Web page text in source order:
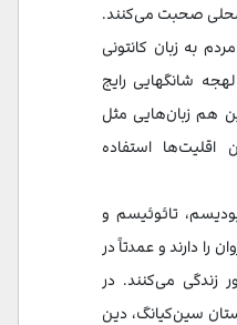
محلی صحبت می‌کنند.
به زبان کانتونی
شانگهایی رایج
هم زبان‌هایی مثل
اقلیت‌ها استفاده
تائوئیسم و
را دارند و عمدتاً در
زندگی می‌کنند. در
سین‌کیانگ، دین